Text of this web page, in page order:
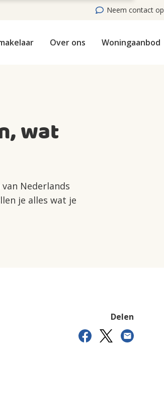
Neem contact op
Over ons Woningaanbod
wat
Nederlands
je alles wat je
Delen